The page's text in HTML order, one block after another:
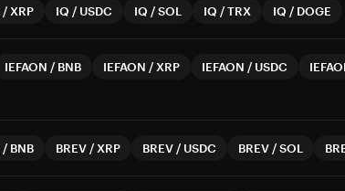
/ XRP IQ / USDC IQ /SOL IQ /TRX IQ / DOGE
IEFAON / BNB IEFAON / XRP IEFAON / USDC
/ BNB BREV / XRP BREV / USDC BREV /SOL